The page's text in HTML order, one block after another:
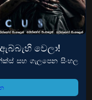
වෙලා!
සහ ගැලපෙන සිංහල